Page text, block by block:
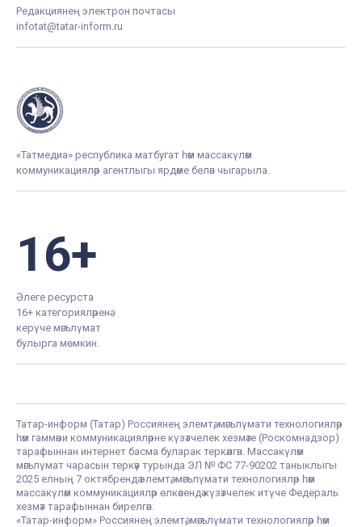
Редакциянең электрон почтасы
infotat@tatar-inform.ru
«Татмедиа» республика матбугат һәм массакүләм
коммуникацияләр агентлыгы ярдәме белән чыгарыла.
16+
Әлеге ресурста
16+ категорияләренә
керүче мәгълүмат
булырга мөмкин.
Татар-информ (Татар) Россиянең элемтә, мәгълүмати технологияләр
һәм гаммәви коммуникацияләрне күзәтчелек хезмәте (Роскомнадзор)
тарафыннан интернет басма буларак теркәлгән. Массакүләм
мәгълүмат чарасын теркәү турында ЭЛ № ФС 77-90202 таныклыгы
2025 елның 7 октябрендә элемтә, мәгълүмати технологияләр һәм
массакүләм коммуникацияләр өлкәсендә күзәтчелек итүче Федераль
хезмәт тарафыннан бирелгән.
«Татар-информ» Россиянең элемтә, мәгълүмати технологияләр һәм